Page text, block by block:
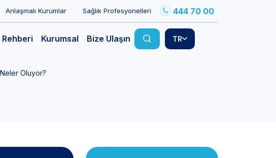
Anlaşmalı Kurumlar Sağlık Profesyonelleri 444 70 00
Rehberi Kurumsal Bize Ulaşın TR
Oluyor?